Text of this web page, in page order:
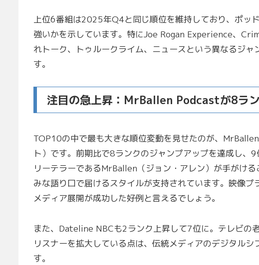
上位6番組は2025年Q4と同じ順位を維持しており、ポッ
強いかを示しています。特にJoe Rogan Experience、
れトーク、トゥルークライム、ニュースという異なるジ
す。
注目の急上昇：MrBallen Podcastが8ラ
TOP10の中で最も大きな順位変動を見せたのが、
ト）です。前期比で8ランクのジャンプアップを達成し、
リーテラーであるMrBallen（ジョン・アレン）が手がけ
みな語り口で届けるスタイルが支持されています。映像
メディア展開が成功した好例と言えるでしょう。
また、Dateline NBCも2ランク上昇して7位に。テレビの
リスナーを拡大している点は、伝統メディアのデジタル
す。